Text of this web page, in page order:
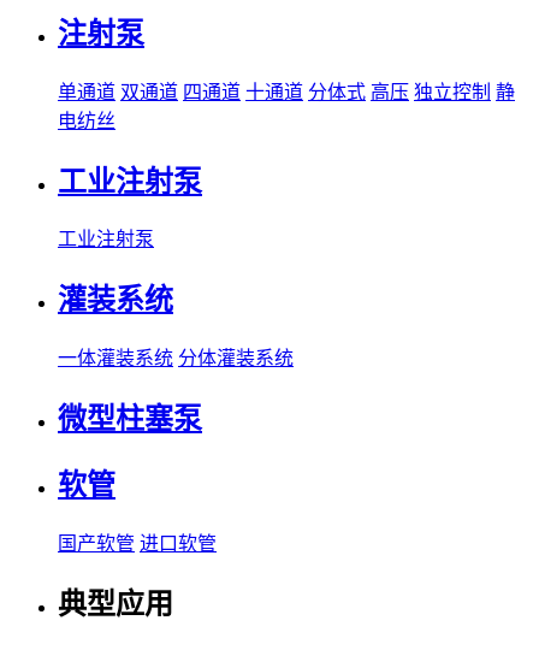
注射泵
单通道 双通道 四通道 十通道 分体式 高压 独立控制 静
电纺丝
工业注射泵
工业注射泵
灌装系统
一体灌装系统 分体灌装系统
微型柱塞泵
软管
国产软管 进口软管
典型应用